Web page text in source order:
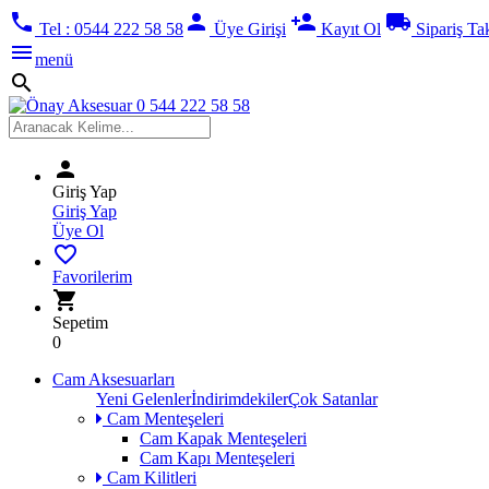
phone Tel : 0544 222 58 58 person Üye Girişi person_add Kayıt Ol local_shipping Sipariş
menumenü
search
person
Giriş Yap
Giriş Yap
Üye Ol
favorite_border
Favorilerim
shopping_cart
Sepetim
0
Cam Aksesuarları
Yeni GelenlerİndirimdekilerÇok Satanlar
Cam Menteşeleri
Cam Kapak Menteşeleri
Cam Kapı Menteşeleri
Cam Kilitleri